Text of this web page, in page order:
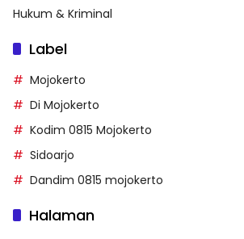
Hukum & Kriminal
Label
Mojokerto
Di Mojokerto
Kodim 0815 Mojokerto
Sidoarjo
Dandim 0815 mojokerto
Halaman